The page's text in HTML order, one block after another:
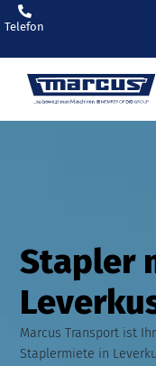
Telefon
Stapler
Marcus Transport ist
Staplermiete in